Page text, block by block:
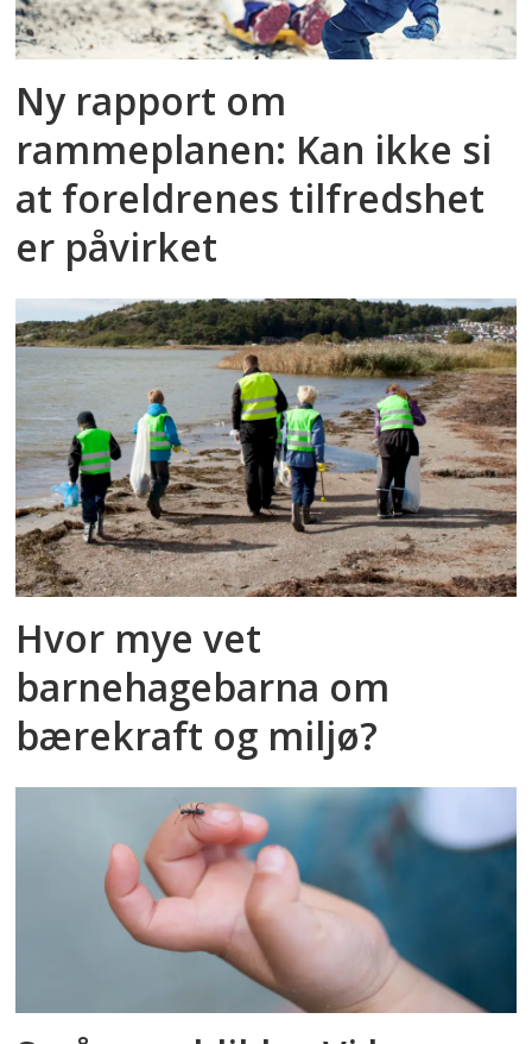
Ny rapport om
rammeplanen: Kan ikke si
at foreldrenes tilfredshet
er påvirket
Hvor mye vet
barnehagebarna om
bærekraft og miljø?